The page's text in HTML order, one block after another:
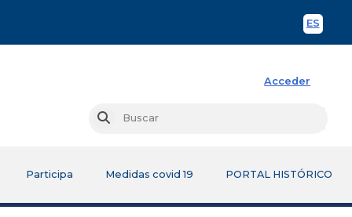
ES
Acceder
Buscar
Participa Medidas covid 19 PORTAL HISTÓRICO